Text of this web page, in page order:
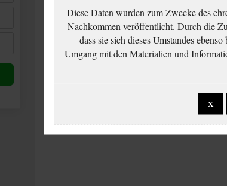
Diese Daten wurden zum Zwecke des
Nachkommen veröffentlicht. Durch die
dass sie sich dieses Umstandes
Umgang mit den Materialien und
X